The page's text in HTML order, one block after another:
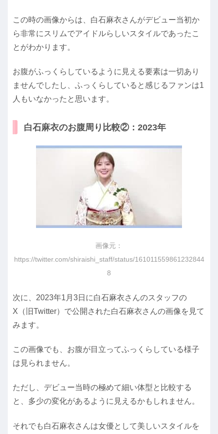
この時の画像からは、白石麻衣さんがデビュー当初か
ら非常にスリムでアイドルらしいスタイルであったこ
とがわかります。
お腹がふっくらしているように見える要素は一切あり
ませんでしたし、ふっくらしていると感じるファンは1
人もいなかったと思います。
白石麻衣のお腹周り比較②：2023年
画像元：
https://twitter.com/shiraishi_staff/status/161011559861232844
8
次に、2023年1月3日に白石麻衣さんのスタッフの
X（旧Twitter）で公開された白石麻衣さんの画像を見て
みます。
この画像でも、お腹が目立ってふっくらしている様子
は見られません。
ただし、デビュー当時の極めて細い体型と比較する
と、多少の変化があるように見えるかもしれません。
それでも白石麻衣さんは女優として美しいスタイルを